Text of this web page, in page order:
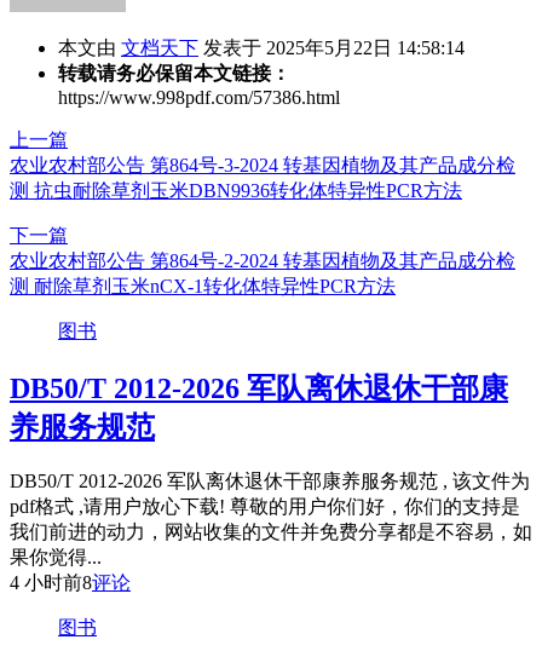
本文由 文档天下 发表于 2025年5月22日 14:58:14
转载请务必保留本文链接：
https://www.998pdf.com/57386.html
上一篇
农业农村部公告 第864号-3-2024 转基因植物及其产品成分检
测 抗虫耐除草剂玉米DBN9936转化体特异性PCR方法
下一篇
农业农村部公告 第864号-2-2024 转基因植物及其产品成分检
测 耐除草剂玉米nCX-1转化体特异性PCR方法
图书
DB50/T 2012-2026 军队离休退休干部康
养服务规范
DB50/T 2012-2026 军队离休退休干部康养服务规范 , 该文件为
pdf格式 ,请用户放心下载! 尊敬的用户你们好，你们的支持是
我们前进的动力，网站收集的文件并免费分享都是不容易，如
果你觉得...
4 小时前8评论
图书